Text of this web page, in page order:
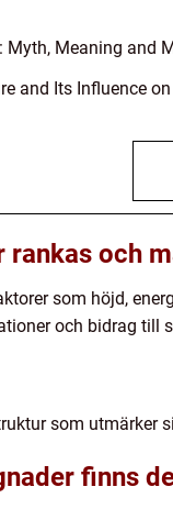
Meaning and
and Its Influence
rankas och
som höjd,
och bidrag till
som utmärker
finns